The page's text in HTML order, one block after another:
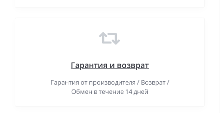
Гарантия и возврат
Гарантия от производителя / Возврат /
Обмен в течение 14 дней